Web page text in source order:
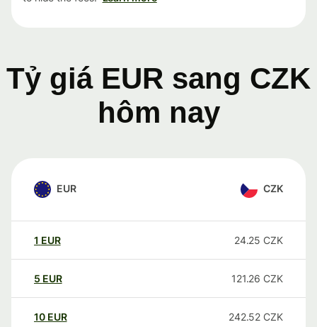
Tỷ giá EUR sang CZK
hôm nay
EUR CZK
1 EUR 24.25 CZK
5 EUR 121.26 CZK
10 EUR 242.52 CZK